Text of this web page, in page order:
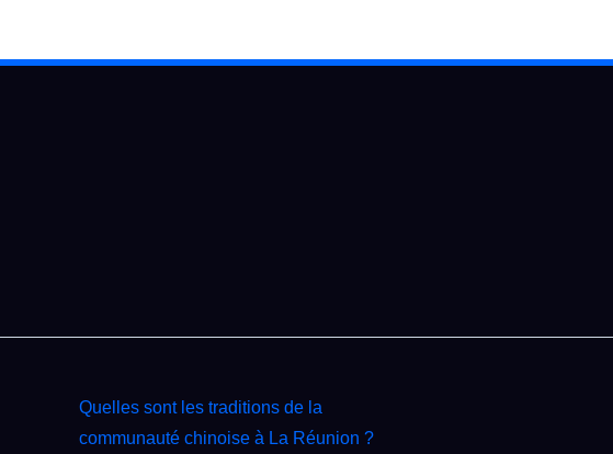
Quelles sont les traditions de la
communauté chinoise à La Réunion ?